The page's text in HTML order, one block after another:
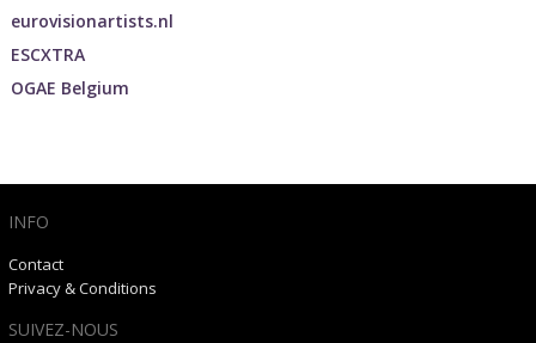
eurovisionartists.nl
ESCXTRA
OGAE Belgium
INFO
Contact
Privacy & Conditions
SUIVEZ-NOUS